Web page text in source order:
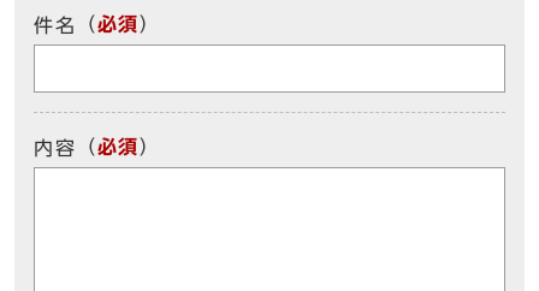
件名 （必須）
内容 （必須）